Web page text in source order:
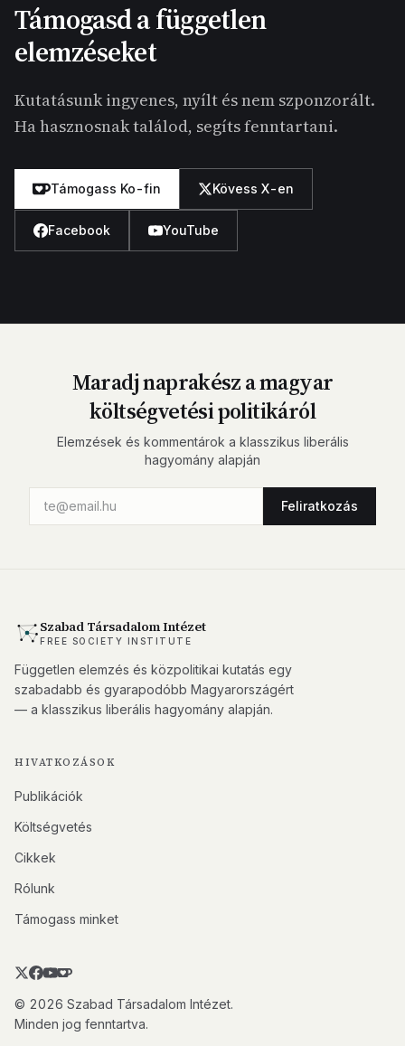
Támogasd a független
elemzéseket
Kutatásunk ingyenes, nyílt és nem szponzorált.
Ha hasznosnak találod, segíts fenntartani.
Támogass Ko-fin Kövess X-en
Facebook YouTube
Maradj naprakész a magyar
költségvetési politikáról
Elemzések és kommentárok a klasszikus liberális
hagyomány alapján
Feliratkozás
Szabad Társadalom Intézet
FREE SOCIETY INSTITUTE
Független elemzés és közpolitikai kutatás egy
szabadabb és gyarapodóbb Magyarországért
— a klasszikus liberális hagyomány alapján.
HIVATKOZÁSOK
Publikációk
Költségvetés
Cikkek
Rólunk
Támogass minket
© 2026 Szabad Társadalom Intézet.
Minden jog fenntartva.